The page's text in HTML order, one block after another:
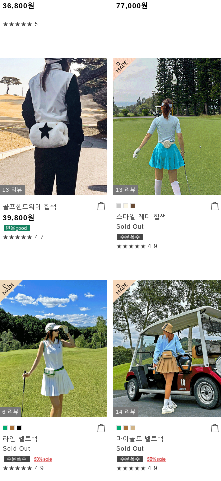
36,800원
★★★★★ 5
77,000원
13 리뷰
골프핸드워머 힙색
39,800원
★★★★★ 4.7
13 리뷰
스마일 레더 힙색
Sold Out
★★★★★ 4.9
6 리뷰
라인 벨트백
Sold Out
★★★★★ 4.9
14 리뷰
마이골프 벨트백
Sold Out
★★★★★ 4.9